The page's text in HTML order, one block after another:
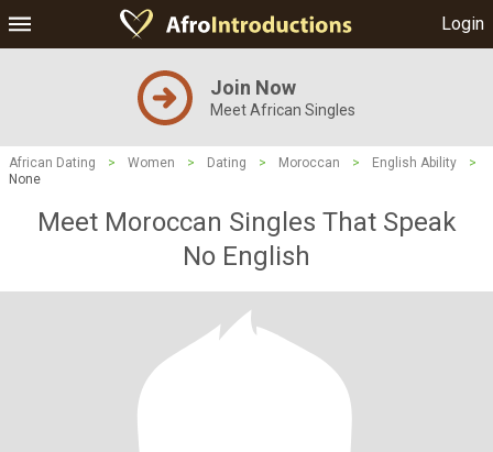
Login
Join Now
Meet African Singles
African Dating > Women > Dating > Moroccan > English Ability
>
None
Meet Moroccan Singles That Speak
No English